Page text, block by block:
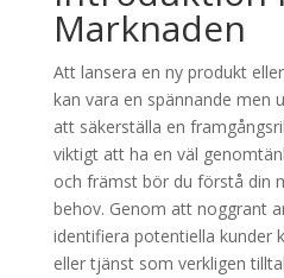
Marknaden
Att lansera en ny produkt
kan vara en spännande men
att säkerställa en
viktigt att ha en väl
och främst bör du förstå din
behov. Genom att noggrant
identifiera potentiella kunder
eller tjänst som verkligen